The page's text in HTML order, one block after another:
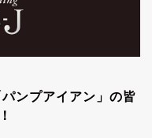
ンプアイアン」の皆